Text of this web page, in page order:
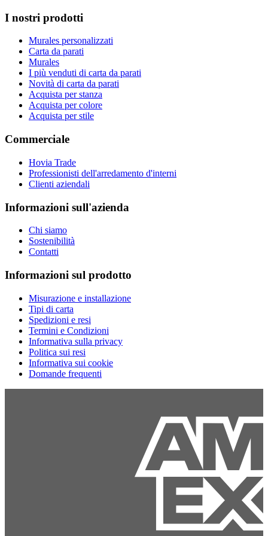
I nostri prodotti
Murales personalizzati
Carta da parati
Murales
I più venduti di carta da parati
Novità di carta da parati
Acquista per stanza
Acquista per colore
Acquista per stile
Commerciale
Hovia Trade
Professionisti dell'arredamento d'interni
Clienti aziendali
Informazioni sull'azienda
Chi siamo
Sostenibilità
Contatti
Informazioni sul prodotto
Misurazione e installazione
Tipi di carta
Spedizioni e resi
Termini e Condizioni
Informativa sulla privacy
Politica sui resi
Informativa sui cookie
Domande frequenti